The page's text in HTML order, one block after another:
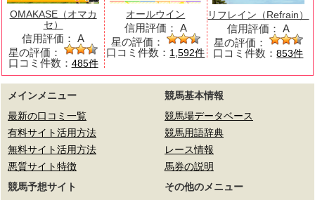
OMAKASE（オマカ
セ）
信用評価： A
星の評価：
口コミ件数： 485件
オールウイン
信用評価： A
星の評価：
口コミ件数： 1,592件
リフレイン（Refrain）
信用評価： A
星の評価：
口コミ件数：853件
メインメニュー
最新の口コミ一覧
有料サイト活用方法
無料サイト活用方法
悪質サイト特徴
競馬基本情報
競馬場データベース
競馬用語辞典
レース情報
馬券の説明
競馬予想サイト
その他のメニュー